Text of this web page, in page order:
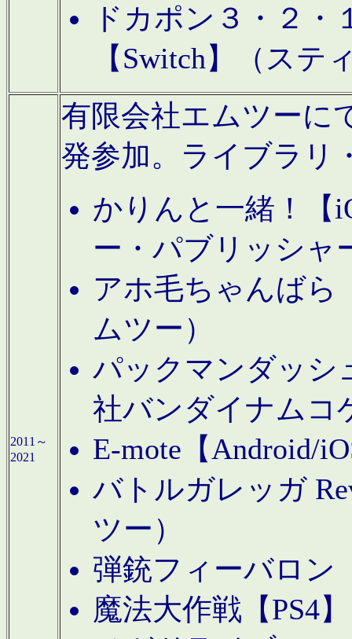
ドカポン３・２
【Switch】（ステ
2011～
2021
有限会社エムツーに
発参加。ライブラリ
かりんと一緒！【
ー・パブリッシャ
アホ毛ちゃんばら
ムツー）
パックマンダッシ
社バンダイナムコ
E-mote【Android/
バトルガレッガ
ツー）
弾銃フィーバロン
魔法大作戦【PS4